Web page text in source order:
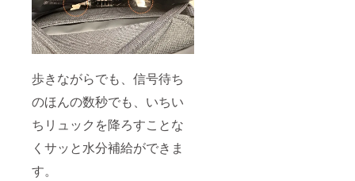
歩きながらでも、信号待ち
のほんの数秒でも、いちい
ちリュックを降ろすことな
くサッと水分補給ができま
す。